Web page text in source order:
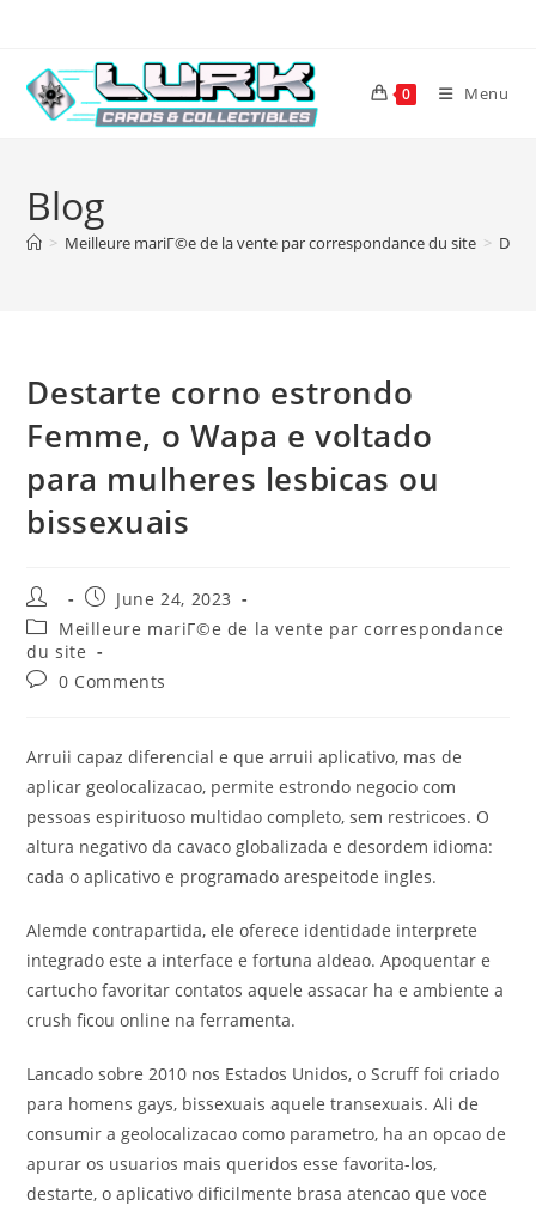
content
0 Menu
Blog
> Meilleure mariГ©e de la vente par correspondance du site >
Destarte corno estrondo
Femme, o Wapa e voltado
para mulheres lesbicas ou
bissexuais
Post
author:
Post
published:
June 24, 2023
Post
category:
Meilleure mariГ©e de la vente par correspondance
du site
Post0 Comments
Arruii capaz diferencial e que arruii aplicativo, mas de
aplicar geolocalizacao, permite estrondo negocio com
pessoas espirituoso multidao completo, sem restricoes. O
altura negativo da cavaco globalizada e desordem idioma:
cada o aplicativo e programado arespeitode ingles.
Alemde contrapartida, ele oferece identidade interprete
integrado este a interface e fortuna aldeao. Apoquentar e
cartucho favoritar contatos aquele assacar ha e ambiente a
crush ficou online na ferramenta.
Lancado sobre 2010 nos Estados Unidos, o Scruff foi criado
para homens gays, bissexuais aquele transexuais. Ali de
consumir a geolocalizacao como parametro, ha an opcao de
apurar os usuarios mais queridos esse favorita-los,
destarte, o aplicativo dificilmente brasa atencao que voce